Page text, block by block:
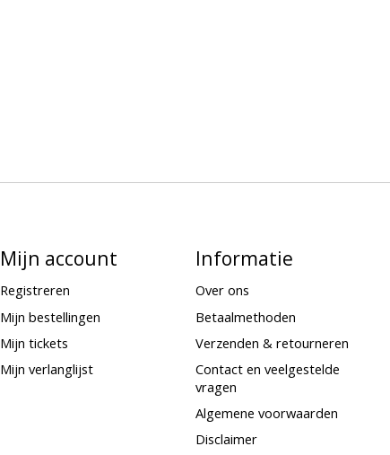
Mijn account
Registreren
Mijn bestellingen
Mijn tickets
Mijn verlanglijst
Informatie
Over ons
Betaalmethoden
Verzenden & retourneren
Contact en veelgestelde
vragen
Algemene voorwaarden
Disclaimer